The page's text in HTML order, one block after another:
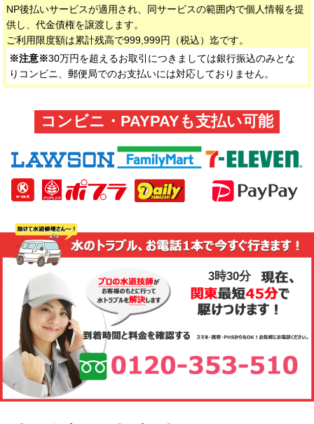
NP後払いサービスが適用され、同サービスの範囲内で個人情報を提
供し、代金債権を譲渡します。
ご利用限度額は累計残高で999,999円（税込）迄です。
※注意※30万円を超えるお取引につきましては銀行振込のみとな
りコンビニ、郵便局でのお支払いには対応しておりません。
コンビニ・PAYPAYも支払い可能
3時30分